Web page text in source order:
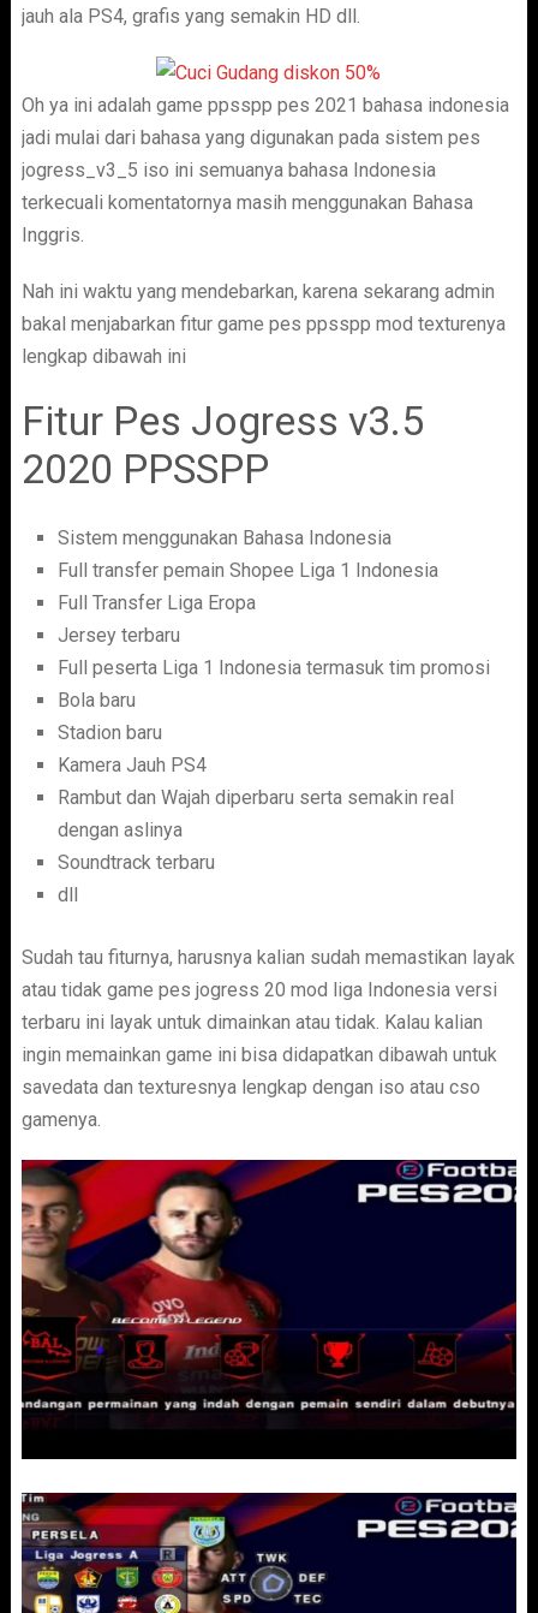
jauh ala PS4, grafis yang semakin HD dll.
Oh ya ini adalah game ppsspp pes 2021 bahasa indonesia
jadi mulai dari bahasa yang digunakan pada sistem pes
jogress_v3_5 iso ini semuanya bahasa Indonesia
terkecuali komentatornya masih menggunakan Bahasa
Inggris.
Nah ini waktu yang mendebarkan, karena sekarang admin
bakal menjabarkan fitur game pes ppsspp mod texturenya
lengkap dibawah ini
Fitur Pes Jogress v3.5
2020 PPSSPP
Sistem menggunakan Bahasa Indonesia
Full transfer pemain Shopee Liga 1 Indonesia
Full Transfer Liga Eropa
Jersey terbaru
Full peserta Liga 1 Indonesia termasuk tim promosi
Bola baru
Stadion baru
Kamera Jauh PS4
Rambut dan Wajah diperbaru serta semakin real
dengan aslinya
Soundtrack terbaru
dll
Sudah tau fiturnya, harusnya kalian sudah memastikan layak
atau tidak game pes jogress 20 mod liga Indonesia versi
terbaru ini layak untuk dimainkan atau tidak. Kalau kalian
ingin memainkan game ini bisa didapatkan dibawah untuk
savedata dan texturesnya lengkap dengan iso atau cso
gamenya.